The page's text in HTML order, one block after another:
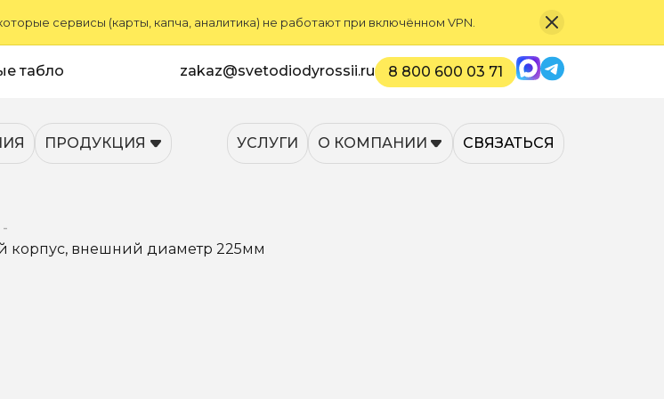
сервисы (карты, капча, аналитика) не работают при включённом VPN.
табло zakaz@svetodiodyrossii.ru 8 800 600 03 71 MaxTelegram
ПРОДУКЦИЯ УСЛУГИ О КОМПАНИИ СВЯЗАТЬСЯ
корпус, внешний диаметр 225мм